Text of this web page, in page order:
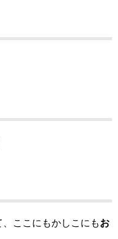
ここにもかしこにもお